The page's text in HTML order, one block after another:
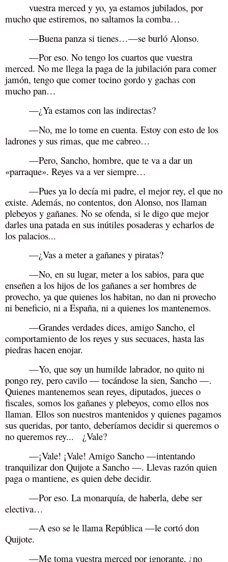
vuestra merced y yo, ya estamos jubilados, por
mucho que estiremos, no saltamos la comba…
—Buena panza si tienes…—se burló Alonso.
—Por eso. No tengo los cuartos que vuestra
merced. No me llega la paga de la jubilación para comer
jamón, tengo que comer tocino gordo y gachas con
mucho pan…
—¿Ya estamos con las indirectas?
—No, me lo tome en cuenta. Estoy con esto de los
ladrones y sus rimas, que me cabreo…
—Pero, Sancho, hombre, que te va a dar un
«parraque». Reyes va a ver siempre…
—Pues ya lo decía mi padre, el mejor rey, el que no
existe. Además, no contentos, don Alonso, nos llaman
plebeyos y gañanes. No se ofenda, si le digo que mejor
darles una patada en sus inútiles posaderas y echarlos de
los palacios...
—¿Vas a meter a gañanes y piratas?
—No, en su lugar, meter a los sabios, para que
enseñen a los hijos de los gañanes a ser hombres de
provecho, ya que quienes los habitan, no dan ni provecho
ni beneficio, ni a España, ni a quienes los mantenemos.
—Grandes verdades dices, amigo Sancho, el
comportamiento de los reyes y sus secuaces, hasta las
piedras hacen enojar.
—Yo, que soy un humilde labrador, no quito ni
pongo rey, pero cavilo — tocándose la sien, Sancho —.
Quienes mantenemos sean reyes, diputados, jueces o
fiscales, somos los gañanes y plebeyos, como ellos nos
llaman. Ellos son nuestros mantenidos y quienes pagamos
sus queridas, por tanto, deberíamos decidir si queremos o
no queremos rey... ¿Vale?
—¡Vale! ¡Vale! Amigo Sancho —intentando
tranquilizar don Quijote a Sancho —. Llevas razón quien
paga o mantiene, es quien debe decidir.
—Por eso. La monarquía, de haberla, debe ser
electiva…
—A eso se le llama República —le cortó don
Quijote.
—Me toma vuestra merced por ignorante, ¿no